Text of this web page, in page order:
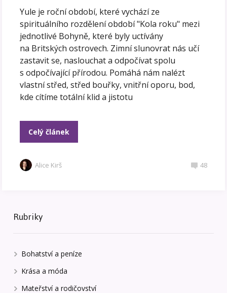
Yule je roční období, které vychází ze
spirituálního rozdělení období "Kola roku" mezi
jednotlivé Bohyně, které byly uctívány
na Britských ostrovech. Zimní slunovrat nás učí
zastavit se, naslouchat a odpočívat spolu
s odpočívající přírodou. Pomáhá nám nalézt
vlastní střed, střed bouřky, vnitřní oporu, bod,
kde cítíme totální klid a jistotu
Celý článek
Alice Kirš 48
Rubriky
Bohatství a peníze
Krása a móda
Mateřství a rodičovství